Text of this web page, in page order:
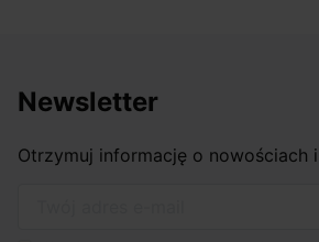
Newsletter
Otrzymuj informację o nowościach